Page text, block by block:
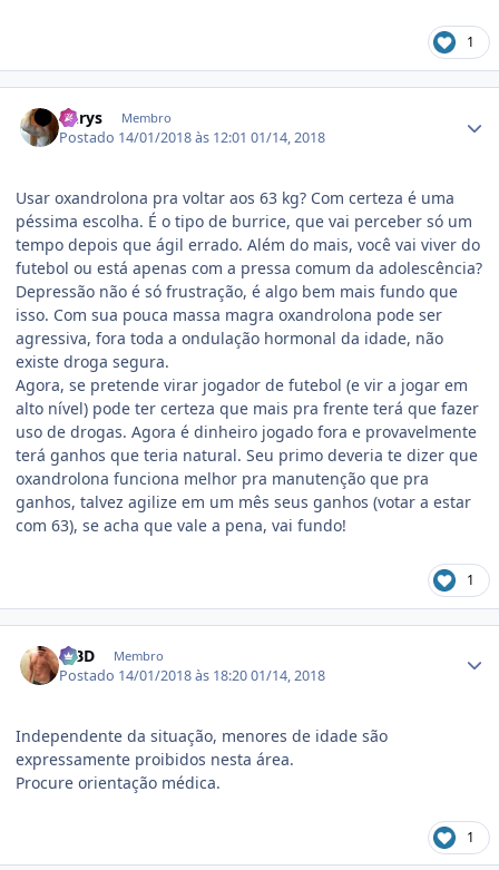
1
Chrys Membro
Postado 14/01/2018 às 12:0101/14, 2018
Usar oxandrolona pra voltar aos 63 kg? Com certeza é uma
péssima escolha. É o tipo de burrice, que vai perceber só um
tempo depois que ágil errado. Além do mais, você vai viver do
futebol ou está apenas com a pressa comum da adolescência?
Depressão não é só frustração, é algo bem mais fundo que
isso. Com sua pouca massa magra oxandrolona pode ser
agressiva, fora toda a ondulação hormonal da idade, não
existe droga segura.
Agora, se pretende virar jogador de futebol (e vir a jogar em
alto nível) pode ter certeza que mais pra frente terá que fazer
uso de drogas. Agora é dinheiro jogado fora e provavelmente
terá ganhos que teria natural. Seu primo deveria te dizer que
oxandrolona funciona melhor pra manutenção que pra
ganhos, talvez agilize em um mês seus ganhos (votar a estar
com 63), se acha que vale a pena, vai fundo!
1
MBD Membro
Postado 14/01/2018 às 18:2001/14, 2018
Independente da situação, menores de idade são
expressamente proibidos nesta área.
Procure orientação médica.
1